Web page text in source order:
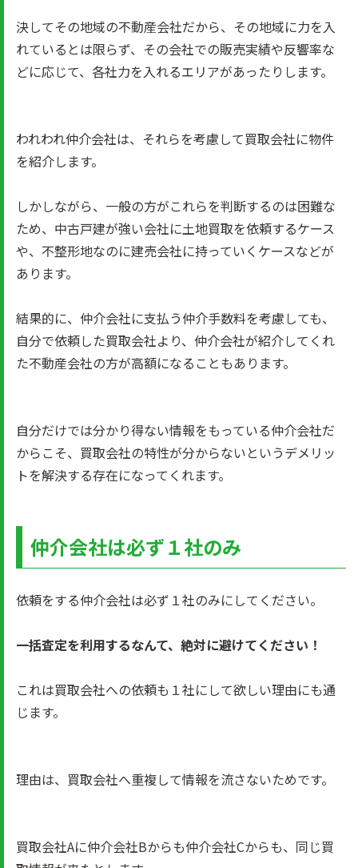
決してその地域の不動産会社だから、その地域に力を入
れているとは限らず、その会社での販売実績や反響率な
どに応じて、各社力を入れるエリアがあったりします。
われわれ仲介会社は、それらを考慮して買取会社に物件
を紹介します。
しかしながら、一般の方がこれらを判断するのは困難な
ため、中古戸建が強い会社に土地買取を依頼するケース
や、不整形地なのに建売会社に持っていくケースなどが
あります。
結果的に、仲介会社に支払う仲介手数料を考慮しても、
自分で依頼した買取会社より、仲介会社が紹介してくれ
た不動産会社の方が高額になることもあります。
自分だけでは分かり得ない情報をもっている仲介会社だ
からこそ、買取会社の特性が分からないというデメリッ
トを解決する存在になってくれます。
仲介会社は必ず１社のみ
依頼をする仲介会社は必ず１社のみにしてください。
一括査定を利用するなんて、絶対に避けてください！
これは買取会社への依頼も１社にして欲しい理由にも通
じます。
理由は、買取会社へ重複して情報を流さないためです。
買取会社Aに仲介会社Bからも仲介会社Cからも、同じ買